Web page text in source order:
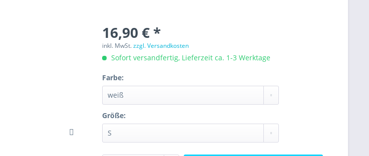
16,90 € *
inkl. MwSt.zzgl. Versandkosten
Sofort versandfertig, Lieferzeit ca. 1-3 Werktage
Farbe:
weiß
Größe:
S